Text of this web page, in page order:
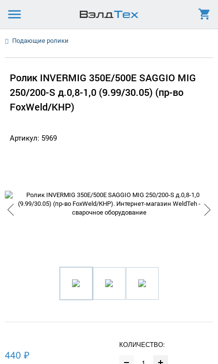
Подающие ролики
Ролик INVERMIG 350E/500E SAGGIO MIG
250/200-S д.0,8-1,0 (9.99/30.05) (пр-во
FoxWeld/КНР)
Артикул: 5969
440 ₽
КОЛИЧЕСТВО: